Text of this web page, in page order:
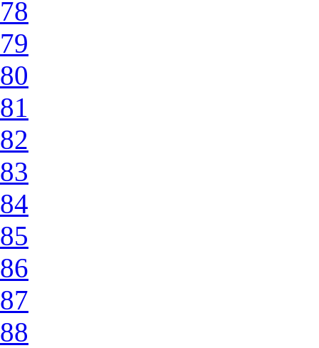
78
79
80
81
82
83
84
85
86
87
88